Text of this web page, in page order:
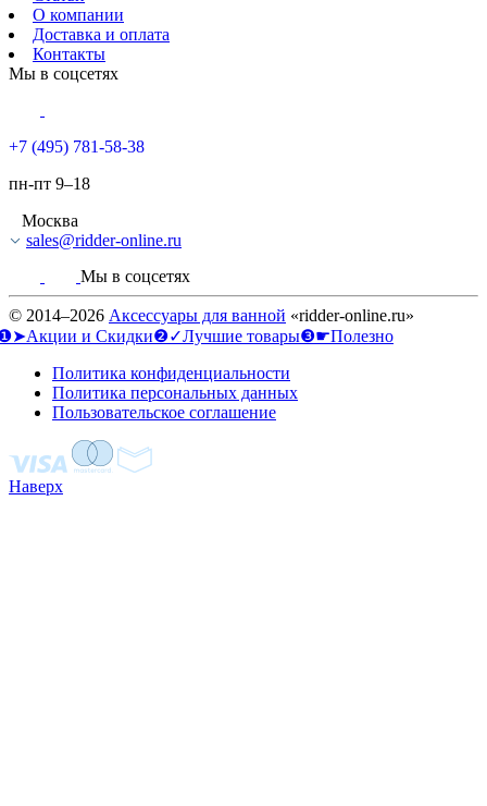
О компании
Доставка и оплата
Контакты
Мы в соцсетях
+7 (495) 781-58-38
пн-пт 9–18
Москва
sales@ridder-online.ru
Мы в соцсетях
© 2014–2026 Аксессуары для ванной «ridder-online.ru»
и Скидки❷✓Лучшие товары❸☛Полезно
Политика конфиденциальности
Политика персональных данных
Пользовательское соглашение
Наверх